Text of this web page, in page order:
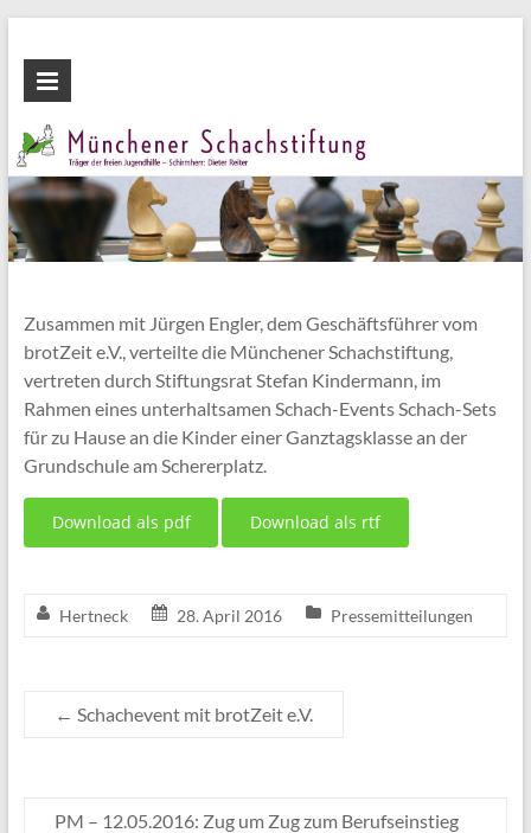
Inhalt
wechseln
Münchener
Schachstiftung
Fördern
durch
Zusammen mit Jürgen Engler, dem Geschäftsführer vom
brotZeit e.V., verteilte die Münchener Schachstiftung,
vertreten durch Stiftungsrat Stefan Kindermann, im
Rahmen eines unterhaltsamen Schach-Events Schach-Sets
für zu Hause an die Kinder einer Ganztagsklasse an der
Grundschule am Schererplatz.
Download als pdf Download als rtf
Hertneck 28. April 2016 Pressemitteilungen
← Schachevent mit brotZeit e.V.
PM – 12.05.2016: Zug um Zug zum Berufseinstieg